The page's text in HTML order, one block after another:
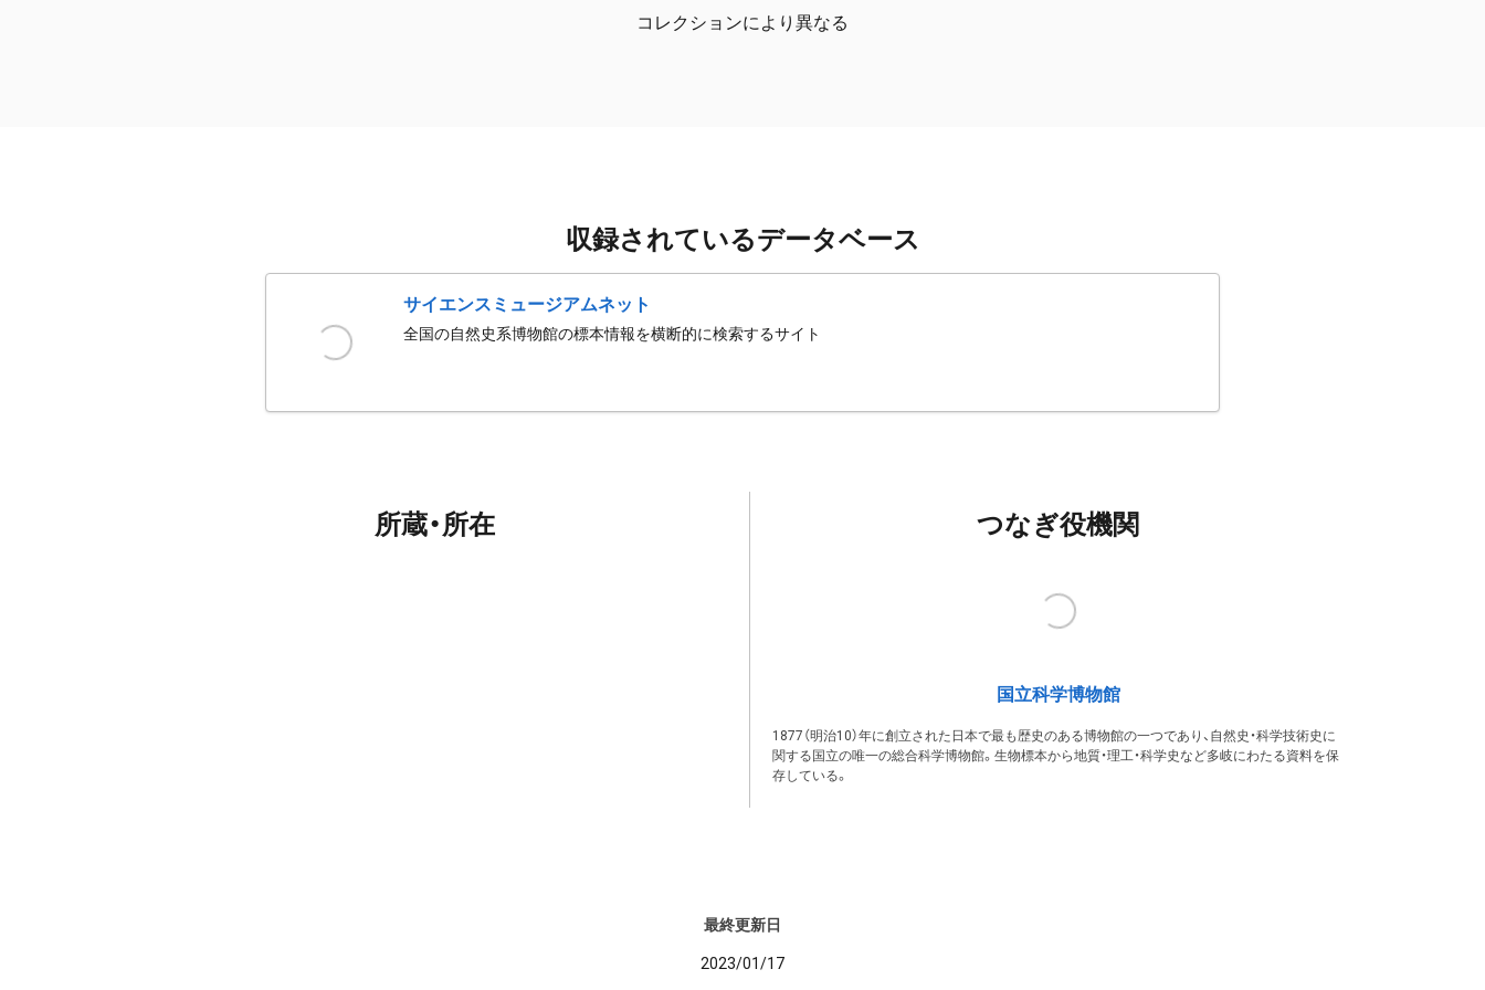
コレクションにより異なる
収録されているデータベース
サイエンスミュージアムネット
全国の自然史系博物館の標本情報を横断的に検索するサイト
所蔵・所在 つなぎ役機関
国立科学博物館
1877（明治10）年に創立された日本で最も歴史のある博物館の一つであり、自然史・科学技術史に
関する国立の唯一の総合科学博物館。生物標本から地質・理工・科学史など多岐にわたる資料を保
存している。
最終更新日
2023/01/17